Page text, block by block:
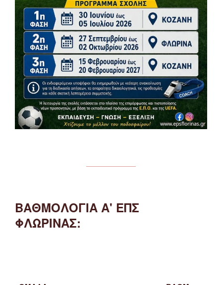
ΒΑΘΜΟΛΟΓΙΑ Α' ΕΠΣ
ΦΛΩΡΙΝΑΣ: